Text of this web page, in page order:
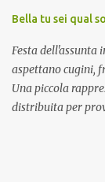
Bella tu sei qual
Festa dell'assunta
aspettano cugini,
Una piccola
distribuita per